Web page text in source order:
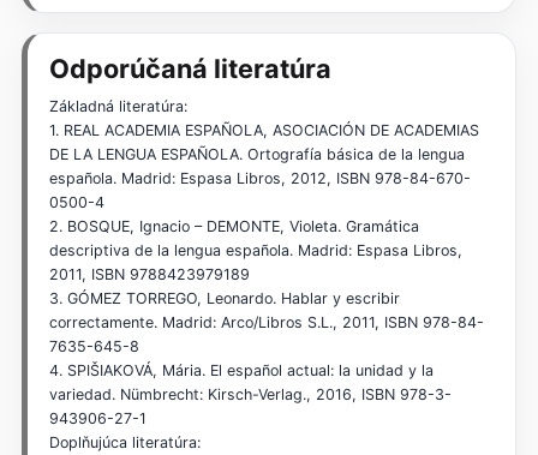
Odporúčaná literatúra
Základná literatúra:
1. REAL ACADEMIA ESPAÑOLA, ASOCIACIÓN DE ACADEMIAS
DE LA LENGUA ESPAÑOLA. Ortografía básica de la lengua
española. Madrid: Espasa Libros, 2012, ISBN 978-84-670-
0500-4
2. BOSQUE, Ignacio – DEMONTE, Violeta. Gramática
descriptiva de la lengua española. Madrid: Espasa Libros,
2011, ISBN 9788423979189
3. GÓMEZ TORREGO, Leonardo. Hablar y escribir
correctamente. Madrid: Arco/Libros S.L., 2011, ISBN 978-84-
7635-645-8
4. SPIŠIAKOVÁ, Mária. El español actual: la unidad y la
variedad. Nümbrecht: Kirsch-Verlag., 2016, ISBN 978-3-
943906-27-1
Doplňujúca literatúra: